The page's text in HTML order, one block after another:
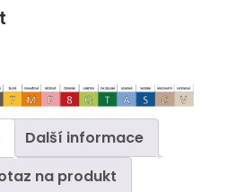
Další informace
na produkt